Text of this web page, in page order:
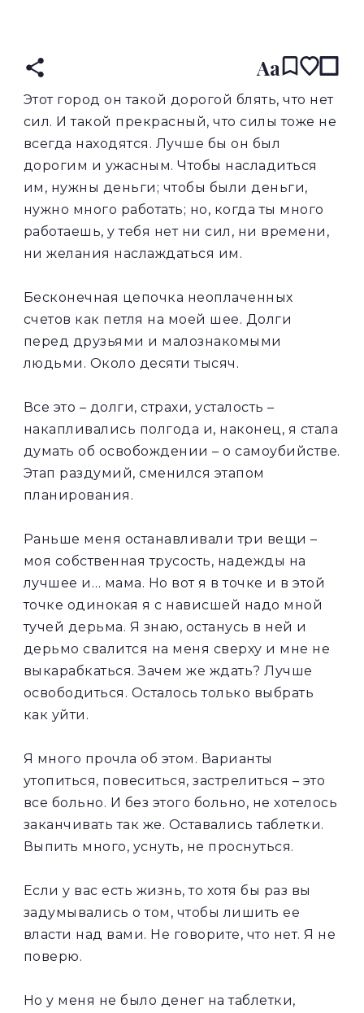
Aa
Этот город он такой дорогой блять, что нет
сил. И такой прекрасный, что силы тоже не
всегда находятся. Лучше бы он был
дорогим и ужасным. Чтобы насладиться
им, нужны деньги; чтобы были деньги,
нужно много работать; но, когда ты много
работаешь, у тебя нет ни сил, ни времени,
ни желания наслаждаться им.
Бесконечная цепочка неоплаченных
счетов как петля на моей шее. Долги
перед друзьями и малознакомыми
людьми. Около десяти тысяч.
Все это – долги, страхи, усталость –
накапливались полгода и, наконец, я стала
думать об освобождении – о самоубийстве.
Этап раздумий, сменился этапом
планирования.
Раньше меня останавливали три вещи –
моя собственная трусость, надежды на
лучшее и… мама. Но вот я в точке и в этой
точке одинокая я с нависшей надо мной
тучей дерьма. Я знаю, останусь в ней и
дерьмо свалится на меня сверху и мне не
выкарабкаться. Зачем же ждать? Лучше
освободиться. Осталось только выбрать
как уйти.
Я много прочла об этом. Варианты
утопиться, повеситься, застрелиться – это
все больно. И без этого больно, не хотелось
заканчивать так же. Оставались таблетки.
Выпить много, уснуть, не проснуться.
Если у вас есть жизнь, то хотя бы раз вы
задумывались о том, чтобы лишить ее
власти над вами. Не говорите, что нет. Я не
поверю.
Но у меня не было денег на таблетки,